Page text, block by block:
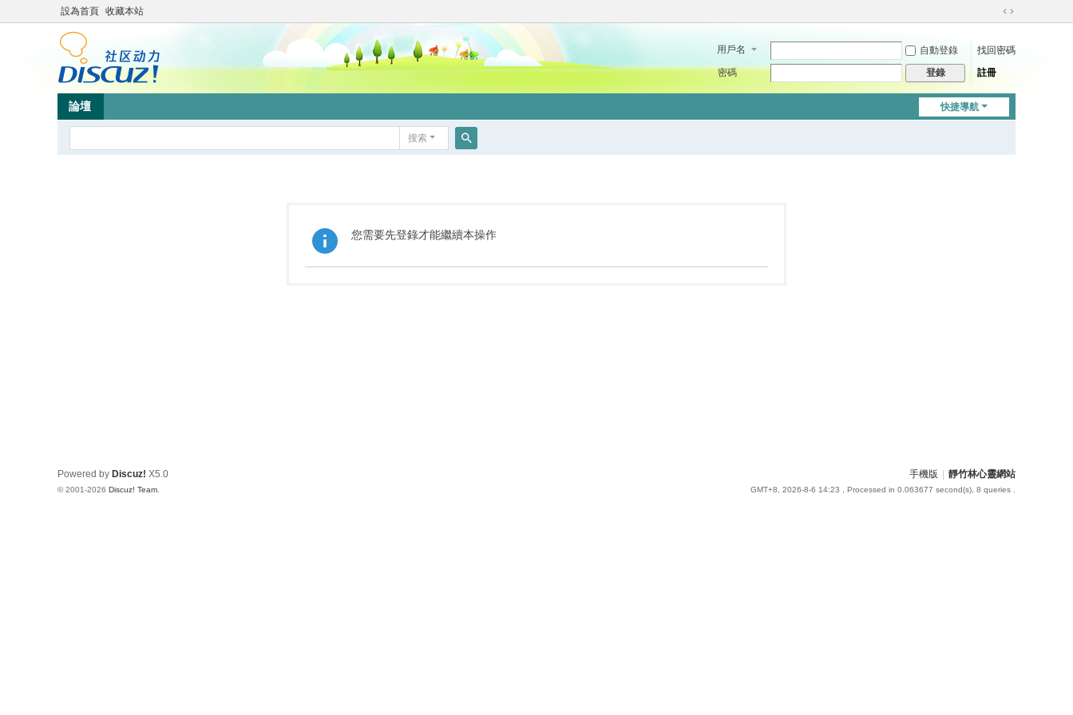
設為首頁 收藏本站
切
到
用戶名 自動登錄
找回密碼
密碼
登錄 註冊
快捷導航
論壇
搜索
您需要先登錄才能繼續本操作
手機版 靜竹林心靈網站
GMT+8, 2026-8-6 14:23 , Processed in 0.063677 second(s), 8 queries .
Powered by Discuz! X5.0
© 2001-2026 Discuz! Team